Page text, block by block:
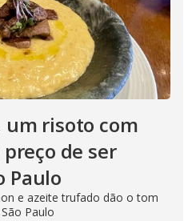
um risoto com
de ser
Paulo
e azeite trufado dão o tom
Paulo